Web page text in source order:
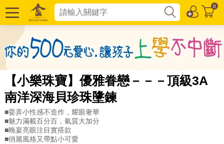
0
【小樂珠寶】優雅眷戀－－－頂級3A
南洋深海貝珍珠墬鍊
■耍弄小性感不造作，耀眼奢華
■魅力滿載百分百，氣質大加分
■晚宴亮眼注目實搭款
■俏麗風格又帶點小可愛